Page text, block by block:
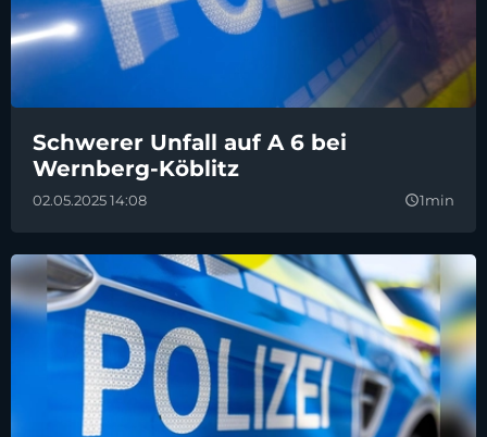
Schwerer Unfall auf A 6 bei
Wernberg-Köblitz
02.05.2025 14:08 query_builder1min